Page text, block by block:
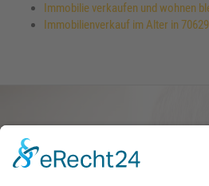
Immobilie verkaufen und wohnen
Immobilienverkauf im Alter in
verkaufen